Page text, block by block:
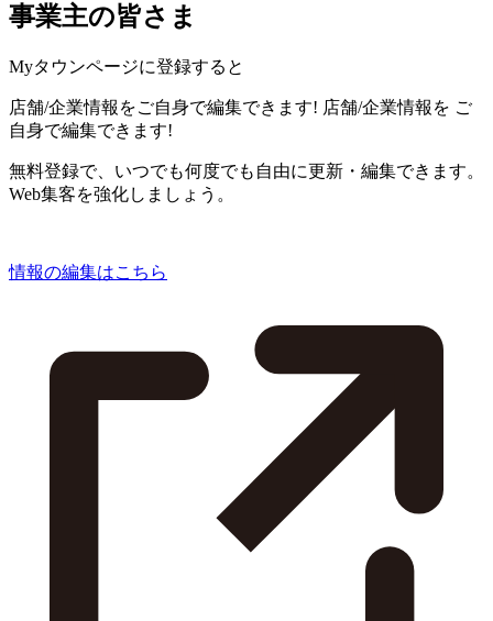
事業主の皆さま
Myタウンページに登録すると
店舗/企業情報をご自身で編集できます! 店舗/企業情報を ご
自身で編集できます!
無料登録で、いつでも何度でも自由に更新・編集できます。
Web集客を強化しましょう。
情報の編集はこちら